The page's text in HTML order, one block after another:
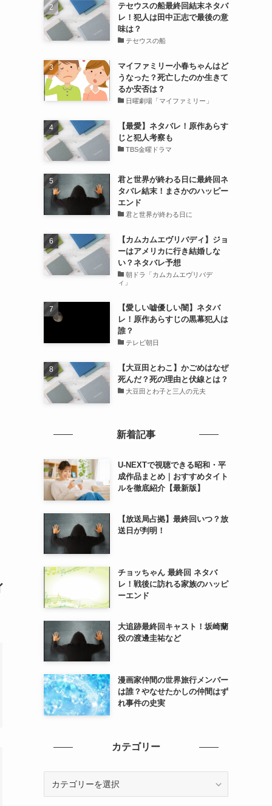
テセウスの船最終回結末ネタバ
レ！犯人は田中正志で最後の意
味は？
テセウスの船
マイファミリー小春ちゃんはど
うなった？死亡したのか生きて
るか安否は？
日曜劇場「マイファミリー」
【最愛】ネタバレ！原作あらす
じと犯人考察も
TBS金曜ドラマ
君と世界が終わる日に最終回ネ
タバレ結末！まさかのハッピー
エンド
君と世界が終わる日に
【カムカムエヴリバディ】ジョ
ーはアメリカに行き結婚しな
い？ネタバレ予想
朝ドラ「カムカムエヴリバデ
ィ」
【愛しい嘘優しい闇】ネタバ
レ！原作あらすじの黒幕犯人は
誰？
テレビ朝日
【大豆田とわこ】かごめはなぜ
死んだ？死の理由と伏線とは？
大豆田とわ子と三人の元夫
新着記事
U-NEXTで視聴できる昭和・平
成作品まとめ｜おすすめタイト
ルを徹底紹介【最新版】
【放送局占拠】最終回いつ？放
送日が判明！
チョッちゃん 最終回 ネタバ
レ！戦後に訪れる家族のハッピ
ーエンド
大追跡最終回キャスト！坂崎蘭
役の渡邊圭祐など
漫画家仲間の世界旅行メンバー
は誰？やなせたかしの仲間はず
れ事件の史実
カテゴリー